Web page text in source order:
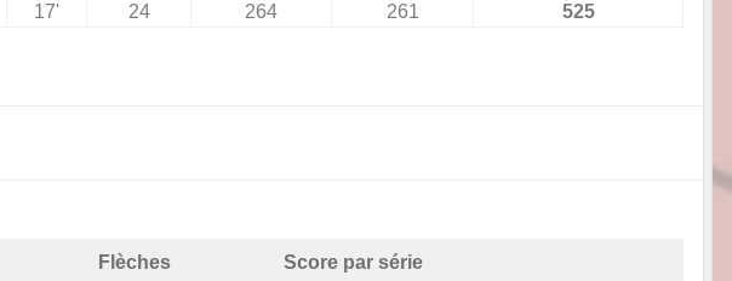
17' 24 264 261 525
Flèches Score par série